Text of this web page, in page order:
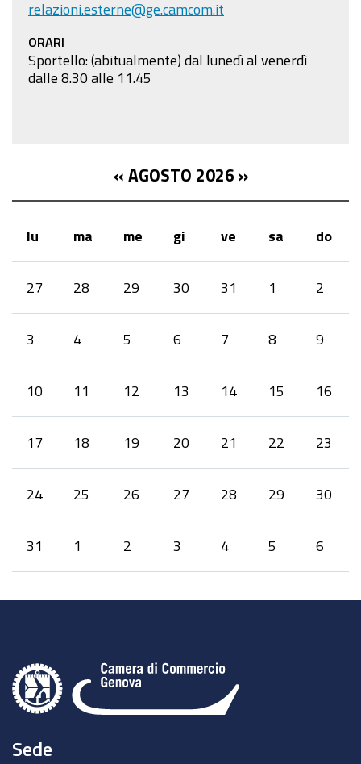
relazioni.esterne@ge.camcom.it
ORARI
Sportello: (abitualmente) dal lunedì al venerdì
dalle 8.30 alle 11.45
« AGOSTO 2026 »
lu ma me gi ve sa do
27 28 29 30 31 1 2
3 4 5 6 7 8 9
10 11 12 13 14 15 16
17 18 19 20 21 22 23
24 25 26 27 28 29 30
31 1 2 3 4 5 6
Sede